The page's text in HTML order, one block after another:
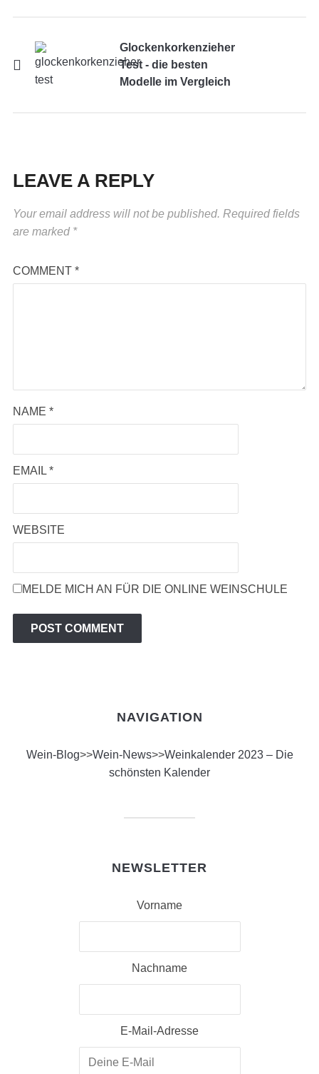
Glockenkorkenzieher
Test - die besten
Modelle im Vergleich
LEAVE A REPLY
Your email address will not be published. Required fields
are marked *
COMMENT *
NAME *
EMAIL *
WEBSITE
MELDE MICH AN FÜR DIE ONLINE WEINSCHULE
NAVIGATION
Wein-Blog>>Wein-News>>Weinkalender 2023 – Die
schönsten Kalender
NEWSLETTER
Vorname
Nachname
E-Mail-Adresse